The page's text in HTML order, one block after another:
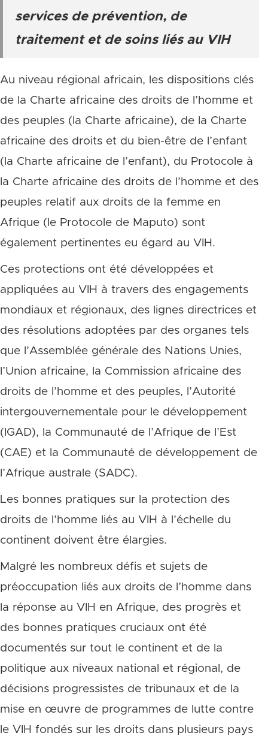
services de prévention, de
traitement et de soins liés au VIH
Au niveau régional africain, les dispositions clés
de la Charte africaine des droits de l’homme et
des peuples (la Charte africaine), de la Charte
africaine des droits et du bien-être de l’enfant
(la Charte africaine de l’enfant), du Protocole à
la Charte africaine des droits de l’homme et des
peuples relatif aux droits de la femme en
Afrique (le Protocole de Maputo) sont
également pertinentes eu égard au VIH.
Ces protections ont été développées et
appliquées au VIH à travers des engagements
mondiaux et régionaux, des lignes directrices et
des résolutions adoptées par des organes tels
que l’Assemblée générale des Nations Unies,
l’Union africaine, la Commission africaine des
droits de l’homme et des peuples, l’Autorité
intergouvernementale pour le développement
(IGAD), la Communauté de l’Afrique de l’Est
(CAE) et la Communauté de développement de
l’Afrique australe (SADC).
Les bonnes pratiques sur la protection des
droits de l’homme liés au VIH à l’échelle du
continent doivent être élargies.
Malgré les nombreux défis et sujets de
préoccupation liés aux droits de l’homme dans
la réponse au VIH en Afrique, des progrès et
des bonnes pratiques cruciaux ont été
documentés sur tout le continent et de la
politique aux niveaux national et régional, de
décisions progressistes de tribunaux et de la
mise en œuvre de programmes de lutte contre
le VIH fondés sur les droits dans plusieurs pays